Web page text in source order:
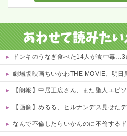
ドンキのうなぎ食べた14人が食中毒
劇場版映画ちいかわTHE MOVIE、明日興行収入1兆円
【朗報】中居正広さん、また聖人エピ
【画像】めるる、ヒルナンデス見せた
なんで不倫したらいかんのに不倫する